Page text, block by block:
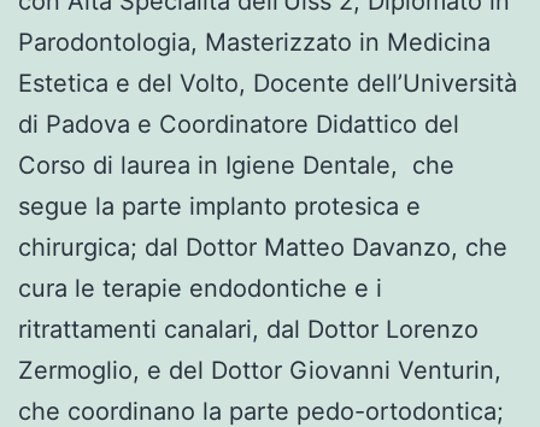
Parodontologia, Masterizzato in Medicina
Estetica e del Volto, Docente dell’Università
di Padova e Coordinatore Didattico del
Corso di laurea in Igiene Dentale, che
segue la parte implanto protesica e
chirurgica; dal Dottor Matteo Davanzo, che
cura le terapie endodontiche e i
ritrattamenti canalari, dal Dottor Lorenzo
Zermoglio, e del Dottor Giovanni Venturin,
che coordinano la parte pedo-ortodontica;